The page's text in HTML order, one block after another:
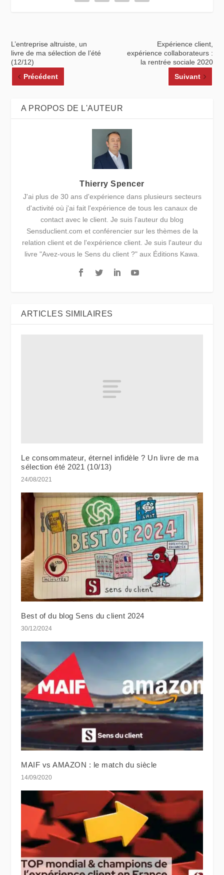
L’entreprise altruiste, un
livre de ma sélection de l’été
(12/12)
Précédent
Expérience client,
expérience collaborateurs :
la rentrée sociale 2020
Suivant
A PROPOS DE L'AUTEUR
Thierry Spencer
J'ai plus de 30 ans d'expérience dans plusieurs secteurs
d'activité où j'ai fait l'expérience de tous les canaux de
contact avec le client. Je suis l'auteur du blog
Sensduclient.com et conférencier sur les thèmes de la
relation client et de l'expérience client. Je suis l'auteur du
livre "Avez-vous le Sens du client ?" aux Éditions Kawa.
ARTICLES SIMILAIRES
Le consommateur, éternel infidèle ? Un livre de ma
sélection été 2021 (10/13)
24/08/2021
Best of du blog Sens du client 2024
30/12/2024
MAIF vs AMAZON : le match du siècle
14/09/2020